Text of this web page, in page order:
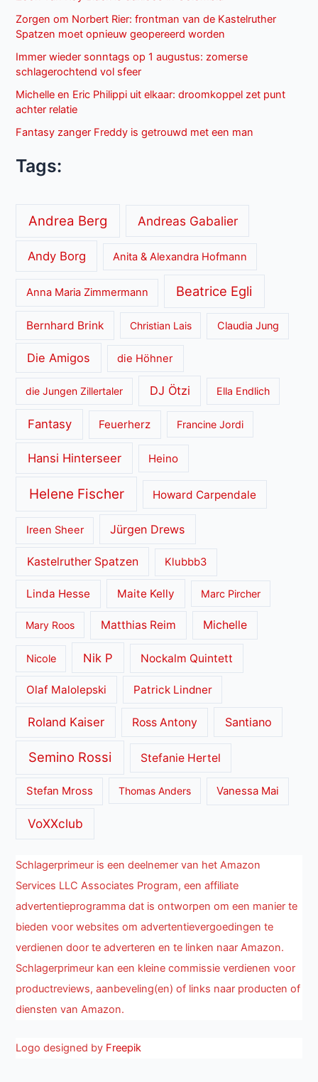
Zorgen om Norbert Rier: frontman van de Kastelruther
Spatzen moet opnieuw geopereerd worden
Immer wieder sonntags op 1 augustus: zomerse
schlagerochtend vol sfeer
Michelle en Eric Philippi uit elkaar: droomkoppel zet punt
achter relatie
Fantasy zanger Freddy is getrouwd met een man
Tags:
Andrea Berg Andreas Gabalier
Andy Borg Anita & Alexandra Hofmann
Anna Maria Zimmermann Beatrice Egli
Bernhard Brink Christian Lais Claudia Jung
Die Amigos die Höhner
die Jungen Zillertaler DJ Ötzi Ella Endlich
Fantasy Feuerherz Francine Jordi
Hansi Hinterseer Heino
Helene Fischer Howard Carpendale
Ireen Sheer Jürgen Drews
Kastelruther Spatzen Klubbb3
Linda Hesse Maite Kelly Marc Pircher
Mary Roos Matthias Reim Michelle
Nicole Nik P Nockalm Quintett
Olaf Malolepski Patrick Lindner
Roland Kaiser Ross Antony Santiano
Semino Rossi Stefanie Hertel
Stefan Mross Thomas Anders Vanessa Mai
VoXXclub
Schlagerprimeur is een deelnemer van het Amazon
Services LLC Associates Program, een affiliate
advertentieprogramma dat is ontworpen om een manier te
bieden voor websites om advertentievergoedingen te
verdienen door te adverteren en te linken naar Amazon.
Schlagerprimeur kan een kleine commissie verdienen voor
productreviews, aanbeveling(en) of links naar producten of
diensten van Amazon.
Logo designed by Freepik